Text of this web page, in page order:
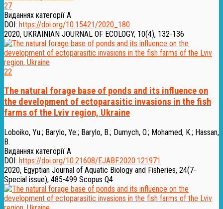
27
Виданнях категорії А
DOI: https://doi.org/10.15421/2020_180
2020, UKRAINIAN JOURNAL OF ECOLOGY, 10(4), 132-136
22
The natural forage base of ponds and its influence on
the development of ectoparasitic invasions in the fish
farms of the Lviv region, Ukraine
Loboiko, Yu.; Barylo, Ye.; Barylo, B.; Dumych, O.; Mohamed, K.; Hassan,
B.
Виданнях категорії А
DOI: https://doi.org/10.21608/EJABF.2020.121971
2020, Egyptian Journal of Aquatic Biology and Fisheries, 24(7-
Special issue), 485-499 Scopus Q4